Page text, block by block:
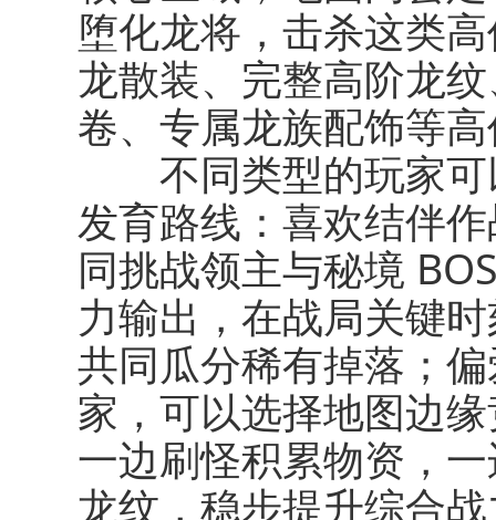
堕化龙将，击杀这类
龙散装、完整高阶龙
卷、专属龙族配饰等
不同类型的玩家可
发育路线：喜欢结伴
同挑战领主与秘境
力输出，在战局关键
共同瓜分稀有掉落；
家，可以选择地图边
一边刷怪积累物资，
龙纹，稳步提升综合